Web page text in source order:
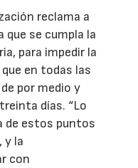
reclama a
que se cumpla la
para impedir la
en todas las
por medio y
días. “Lo
de estos puntos
y la
con